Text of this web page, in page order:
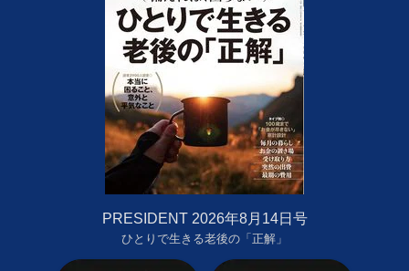
PRESIDENT 2026年8月14日号
ひとりで生きる老後の「正解」